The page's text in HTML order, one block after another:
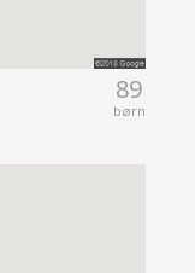
89
børn